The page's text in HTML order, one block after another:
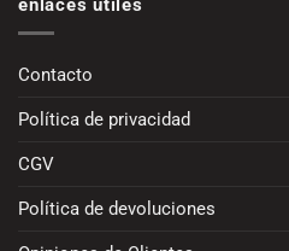
enlaces útiles
Contacto
Política de privacidad
CGV
Política de devoluciones